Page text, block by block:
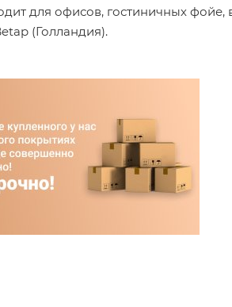
для офисов, гостиничных фойе,
(Голландия).